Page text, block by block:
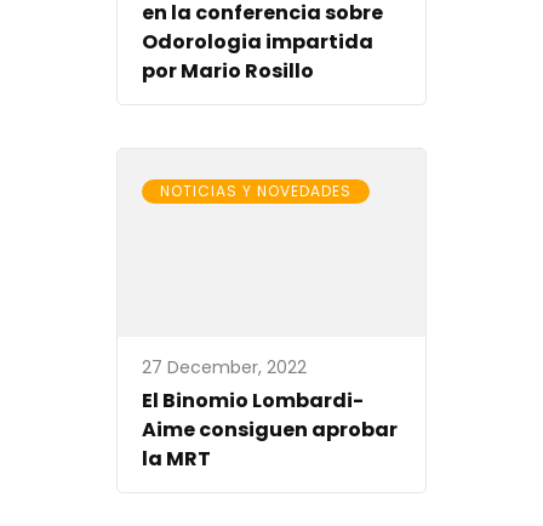
en la conferencia sobre
Odorologia impartida
por Mario Rosillo
NOTICIAS Y NOVEDADES
27 December, 2022
El Binomio Lombardi-
Aime consiguen aprobar
la MRT